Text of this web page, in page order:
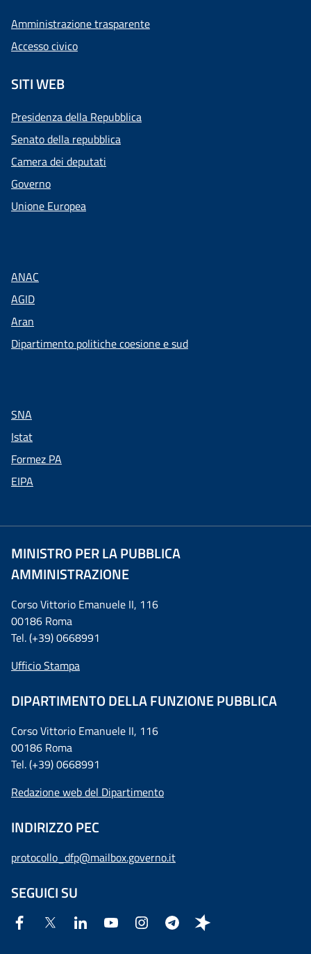
Amministrazione trasparente
Accesso civico
SITI WEB
Presidenza della Repubblica
Senato della repubblica
Camera dei deputati
Governo
Unione Europea
ANAC
AGID
Aran
Dipartimento politiche coesione e sud
SNA
Istat
Formez PA
EIPA
MINISTRO PER LA PUBBLICA
AMMINISTRAZIONE
Corso Vittorio Emanuele II, 116
00186 Roma
Tel. (+39) 0668991
Ufficio Stampa
DIPARTIMENTO DELLA FUNZIONE PUBBLICA
Corso Vittorio Emanuele II, 116
00186 Roma
Tel. (+39) 0668991
Redazione web del Dipartimento
INDIRIZZO PEC
protocollo_dfp@mailbox.governo.it
SEGUICI SU